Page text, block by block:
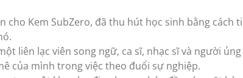
cho Kem SubZero, đã thu hút học sinh bằng
liên lạc viên song ngữ, ca sĩ, nhạc sĩ và người
của mình trong việc theo đuổi sự nghiệp.